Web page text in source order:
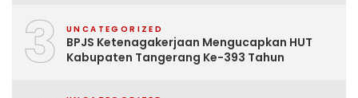
3 UNCATEGORIZED
BPJS Ketenagakerjaan Mengucapkan HUT
Kabupaten Tangerang Ke-393 Tahun